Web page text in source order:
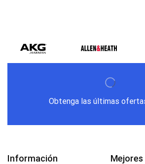
Obtenga las últimas
Información